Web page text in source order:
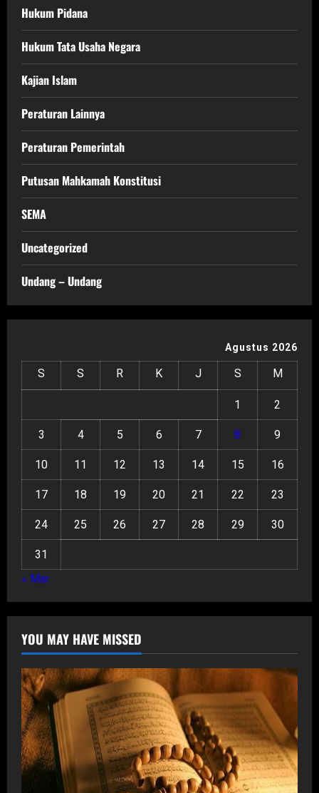
Hukum Pidana
Hukum Tata Usaha Negara
Kajian Islam
Peraturan Lainnya
Peraturan Pemerintah
Putusan Mahkamah Konstitusi
SEMA
Uncategorized
Undang – Undang
Agustus 2026
S S R K J S M
1 2
3 4 5 6 7 8 9
10 11 12 13 14 15 16
17 18 19 20 21 22 23
24 25 26 27 28 29 30
31
« Mar
YOU MAY HAVE MISSED